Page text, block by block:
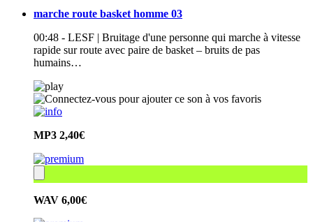
marche route basket homme 03
00:48 - LESF | Bruitage d'une personne qui marche à vitesse
rapide sur route avec paire de basket – bruits de pas
humains…
MP3 2,40€
WAV 6,00€